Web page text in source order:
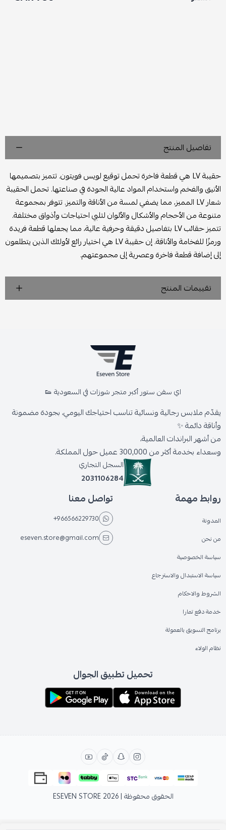
تفاصيل المنتج
حقيبة LV هي قطعة فاخرة تحمل توقيع لويس فويتون. تتميز بتصميمها
الأنيق والفخم واستخدام المواد عالية الجودة في صناعتها. تحمل الحقيبة
شعار LV المميز، مما يضفي لمسة من الأناقة والتميز. تتوفر بمجموعة
متنوعة من الأحجام والأشكال والألوان لتلبي احتياجات وأذواق مختلفة.
تتميز حقائب LV بتفاصيل دقيقة وحرفية عالية، مما يجعلها قطعة فريدة
ورمزًا للفخامة والأناقة. إن حقيبة LV هي اختيار رائع لأولئك الذين يتطلعون
إلى إضافة قطعة فاخرة وعصرية إلى مجموعتهم.
تقييمات المنتج
اي سفن ستور أكبر متجر شوزات في السعودية 👟
يقدّم ملابس رجالية ونسائية تناسب احتياجك اليومي، بجودة مضمونة
وأناقة دائمة ✨
من أشهر البراندات العالمية،
وسعداء بخدمة أكثر من 300,000 عميل حول المملكة.
السجل التجاري
2031106284
روابط مهمة
المدونة
من نحن
سياسة الخصوصية
سياسة الاستبدال والاسترجاع
الشروط والاحكام
خدمة دفع تمارا
برنامج التسويق بالعمولة
نظام الولاء
تواصل معنا
+966566229730
eseven.store@gmail.com
تحميل تطبيق الجوال
الحقوق محفوظة | 2026 ESEVEN STORE